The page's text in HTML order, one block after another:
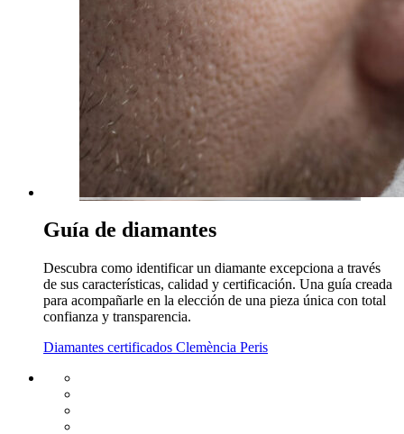
Guía de diamantes
Descubra como identificar un diamante excepciona a través
de sus características, calidad y certificación. Una guía creada
para acompañarle en la elección de una pieza única con total
confianza y transparencia.
Diamantes certificados Clemència Peris